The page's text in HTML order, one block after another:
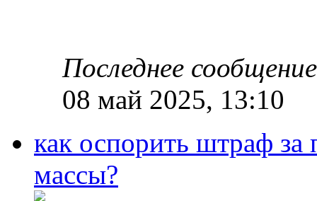
Последнее
08 май 2025, 13:10
как оспорить штраф за
массы?